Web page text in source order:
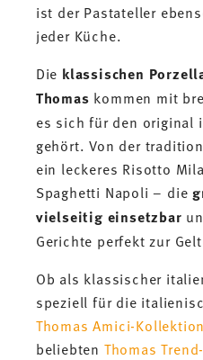
ist der Pastateller
jeder Küche.
Die klassischen
Thomas kommen mit
es sich für den original
gehört. Von der
ein leckeres Risotto
Spaghetti Napoli – die
vielseitig einsetzbar
Gerichte perfekt zur
Ob als klassischer
speziell für die
Thomas Amici-Kollektion
beliebten Thomas